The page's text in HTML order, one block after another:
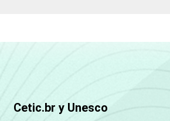
Cetic.br y Unesco